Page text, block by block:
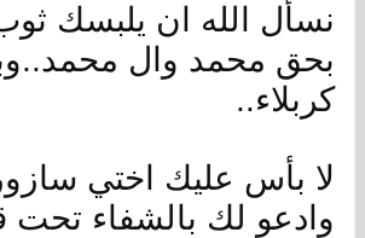
نسأل الله ان يلبسك
بحق محمد وال
كربلاء..
لا بأس عليك اختي
وادعو لك بالشفاء تحت